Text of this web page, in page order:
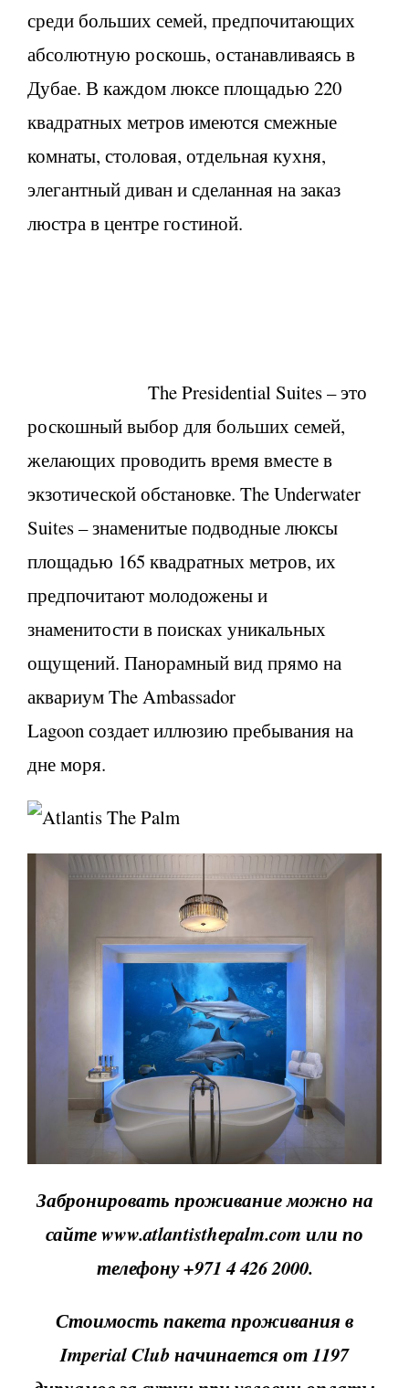
среди больших семей, предпочитающих
абсолютную роскошь, останавливаясь в
Дубае. В каждом люксе площадью 220
квадратных метров имеются смежные
комнаты, столовая, отдельная кухня,
элегантный диван и сделанная на заказ
люстра в центре гостиной.
The Presidential Suites – это
роскошный выбор для больших семей,
желающих проводить время вместе в
экзотической обстановке. The Underwater
Suites – знаменитые подводные люксы
площадью 165 квадратных метров, их
предпочитают молодожены и
знаменитости в поисках уникальных
ощущений. Панорамный вид прямо на
аквариум The Ambassador
Lagoon создает иллюзию пребывания на
дне моря.
Забронировать проживание можно на
сайте www.atlantisthеpalm.com или по
телефону +971 4 426 2000.
Стоимость пакета проживания в
Imperial Club начинается от 1197